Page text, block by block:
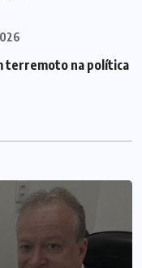
terremoto na política